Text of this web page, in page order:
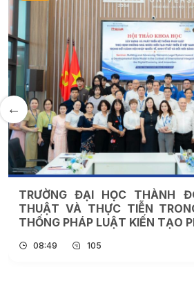
SĂN HỌC BỔNG TẠI
CHUẨN QS ANH QUỐC